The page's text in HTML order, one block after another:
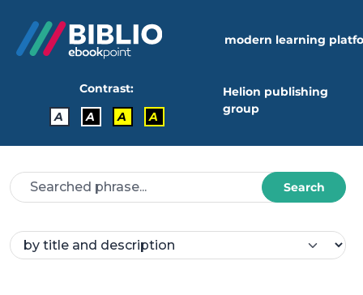
modern learning
Contrast:
A
A A A
Helion publishing
group
Search